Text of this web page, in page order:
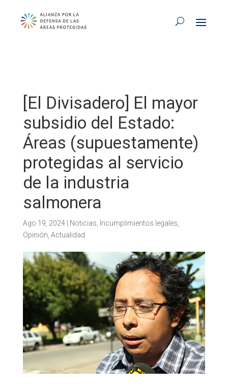
[El Divisadero] El mayor
subsidio del Estado:
Áreas (supuestamente)
protegidas al servicio
de la industria
salmonera
Ago 19, 2024| Noticias Incumplimientos legales
Opinión Actualidad